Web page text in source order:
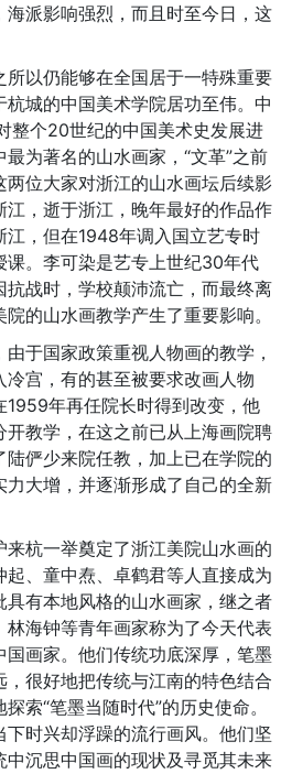
派影响强烈，而且时至今日，这
以仍能够在全国居于一特殊重要
城的中国美术学院居功至伟。中
整个20世纪的中国美术史发展进
为著名的山水画家，“文革”之前
位大家对浙江的山水画坛后续影
，逝于浙江，晚年最好的作品作
，但在1948年调入国立艺专时
课。李可染是艺专上世纪30年代
战时，学校颠沛流亡，而最终离
的山水画教学产生了重要影响。
于国家政策重视人物画的教学，
宫，有的甚至被要求改画人物
年再任院长时得到改变，他
教学，在这之前已从上海画院聘
俨少来院任教，加上已在学院的
大增，并逐渐形成了自己的全新
杭一举奠定了浙江美院山水画的
、童中焘、卓鹤君等人直接成为
有本地风格的山水画家，继之者
海钟等青年画家称为了今天代表
画家。他们传统功底深厚，笔墨
很好地把传统与江南的特色结合
索“笔墨当随时代”的历史使命。
时兴却浮躁的流行画风。他们坚
沉思中国画的现状及寻觅其未来